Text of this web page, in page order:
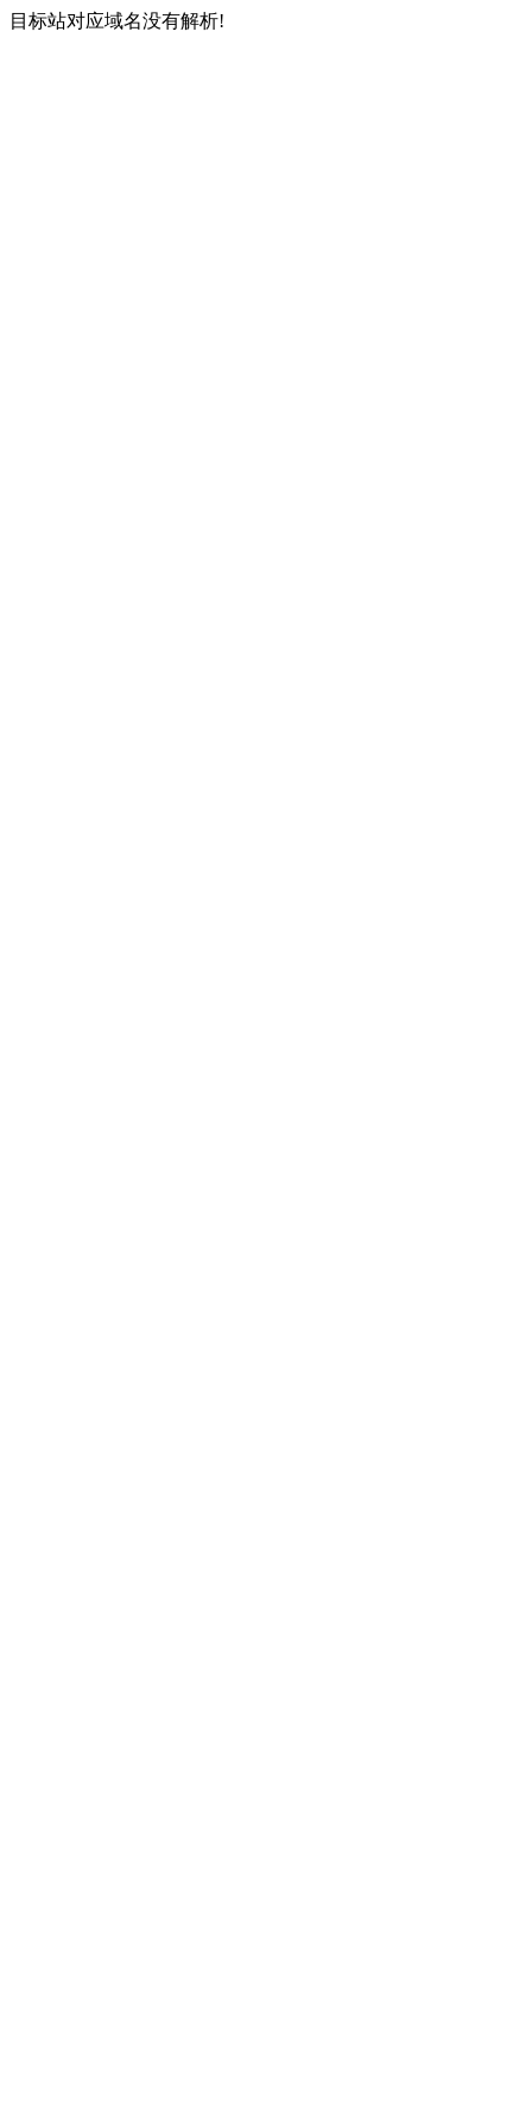
目标站对应域名没有解析!